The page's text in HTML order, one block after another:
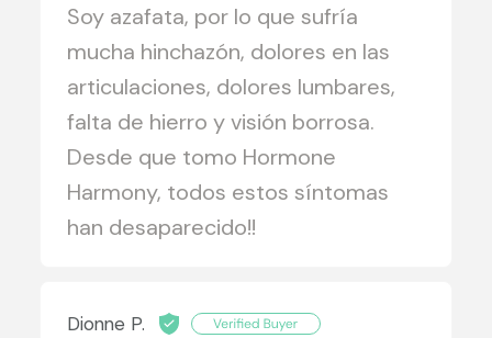
Soy azafata, por lo que sufría
mucha hinchazón, dolores en las
articulaciones, dolores lumbares,
falta de hierro y visión borrosa.
Desde que tomo Hormone
Harmony, todos estos síntomas
han desaparecido!!
Dionne P.